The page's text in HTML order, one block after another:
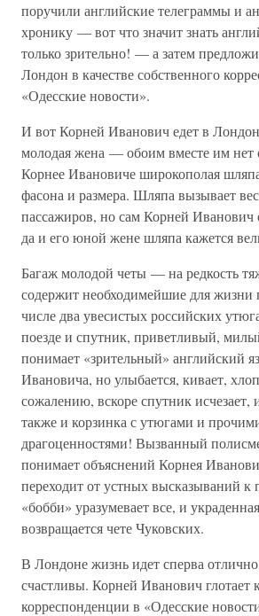
поручили английские телеграммы и
хронику — вот что значит знать
только зрительно! — а затем
Лондон в качестве собственного
«Одесские новости».
И вот Корней Иванович едет в
молодая жена — обоим вместе им нет
Корнее Ивановиче широкополая
фасона и размера. Шляпа вызывает
пассажиров, но сам Корней Иванович
да и его юной жене шляпа кажется
Багаж молодой четы — на редкость
содержит необходимейшие для жизни
числе два увесистых российских
поезде и спутник, приветливый,
понимает «зрительный» английский
Ивановича, но улыбается, кивает,
сожалению, вскоре спутник исчезает,
также и корзинка с утюгами и
драгоценностями! Вызванный
понимает объяснений Корнея
переходит от устных высказываний
«бобби» уразумевает все, и
возвращается чете Чуковских.
В Лондоне жизнь идет сперва
счастливы. Корней Иванович глотает
корреспонденции в «Одесские